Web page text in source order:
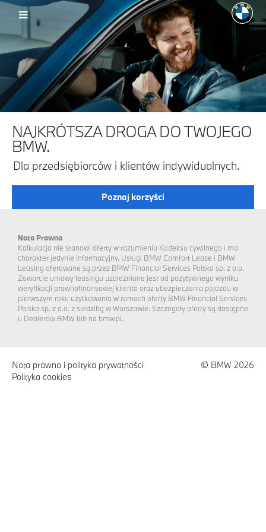
NAJKRÓTSZA DROGA DO TWOJEGO
BMW.
Dla przedsiębiorców i klientów indywidualnych.
Poznaj korzyści
Nota Prawna
Kalkulacja nie stanowi oferty w rozumieniu Kodeksu cywilnego i ma
charakter jedynie informacyjny. Usługi BMW Comfort Lease i BMW
Leasing oferowane są przez BMW Financial Services Polska sp. z o.o.
Zawarcie umowy leasingu uzależnione jest od pozytywnego wyniku
weryfikacji prawnofinansowej klienta oraz ubezpieczenia pojazdu w
pierwszym roku użytkowania w ramach oferty BMW Financial Services
Polska sp. z o.o. z siedzibą w Warszawie. Szczegóły oferty są dostępne
u Dealerów BMW lub na bmw.pl.
Nota prawna i polityka prywatności
Polityka cookies
© BMW 2026